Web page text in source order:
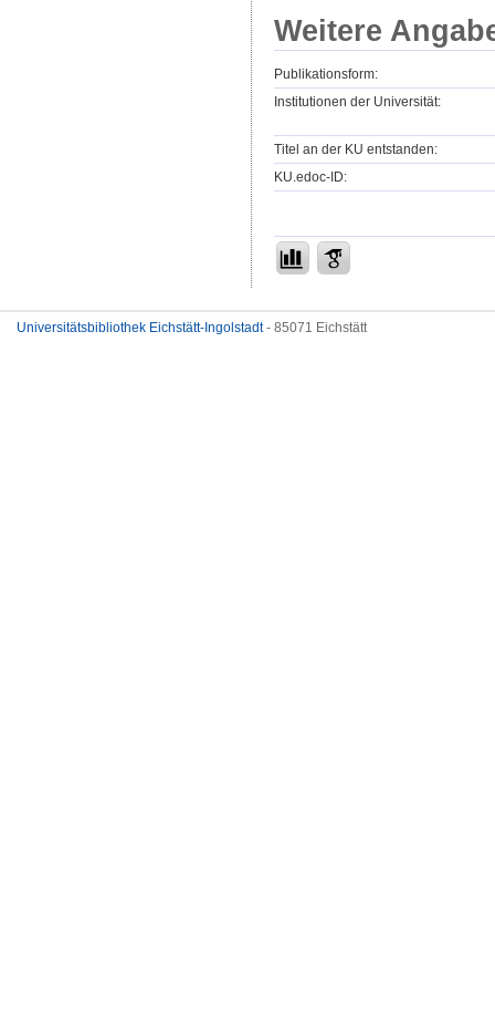
Weitere
Publikationsform:
Institutionen der Universität:
Titel an der KU entstanden:
KU.edoc-ID:
Universitätsbibliothek Eichstätt-Ingolstadt- 85071 Eichstätt